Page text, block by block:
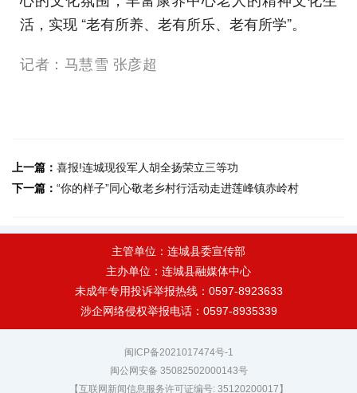
活，实现 “老有所养、老有所乐、老有所学”。
记者：马慧雪 张彦超
上一篇： 喜报!连城现役军人胡全扬荣立三等功
下一篇： “你的样子”同心敬老乡村行活动走进莲峰镇赤岭村
主管单位：连城县委宣传部
主办单位：连城县融媒体中心
未成年专用投诉举报热线：0597-8923633
涉企网络侵权举报电话：0597-8935339
闽ICP备2021017474号-1
闽公网安备 35082502000143号
【互联网新闻信息服务许可证编号: 35120200017】